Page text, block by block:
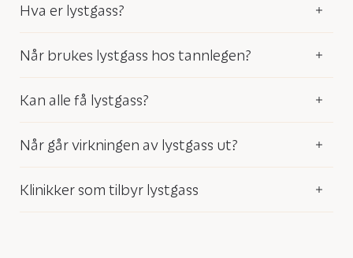
Hva er lystgass?
Når brukes lystgass hos tannlegen?
Kan alle få lystgass?
Når går virkningen av lystgass ut?
Klinikker som tilbyr lystgass